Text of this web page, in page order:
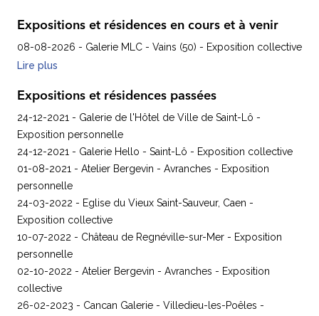
Expositions et résidences en cours et à venir
08-08-2026 - Galerie MLC - Vains (50) - Exposition collective
Lire plus
Expositions et résidences passées
24-12-2021 - Galerie de l'Hôtel de Ville de Saint-Lô -
Exposition personnelle
24-12-2021 - Galerie Hello - Saint-Lô - Exposition collective
01-08-2021 - Atelier Bergevin - Avranches - Exposition
personnelle
24-03-2022 - Eglise du Vieux Saint-Sauveur, Caen -
Exposition collective
10-07-2022 - Château de Regnéville-sur-Mer - Exposition
personnelle
02-10-2022 - Atelier Bergevin - Avranches - Exposition
collective
26-02-2023 - Cancan Galerie - Villedieu-les-Poêles -